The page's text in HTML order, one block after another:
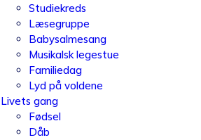
Studiekreds
Læsegruppe
Babysalmesang
Musikalsk legestue
Familiedag
Lyd på voldene
Livets gang
Fødsel
Dåb